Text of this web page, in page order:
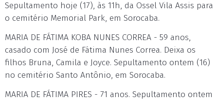
Sepultamento hoje (17), às 11h, da Ossel Vila Assis para
o cemitério Memorial Park, em Sorocaba.
MARIA DE FÁTIMA KOBA NUNES CORREA - 59 anos,
casado com José de Fátima Nunes Correa. Deixa os
filhos Bruna, Camila e Joyce. Sepultamento ontem (16)
no cemitério Santo Antônio, em Sorocaba.
MARIA DE FÁTIMA PIRES - 71 anos. Sepultamento ontem